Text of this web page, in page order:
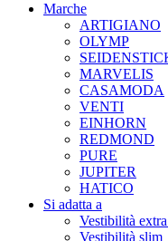
Marche
ARTIGIANO
OLYMP
MARVELIS
CASAMODA
VENTI
EINHORN
REDMOND
PURE
JUPITER
HATICO
Si adatta a
Vestibilità
Vestibilità slim